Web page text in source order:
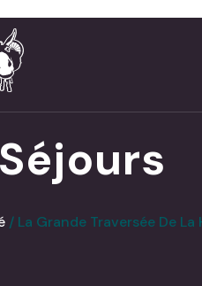
La Grande Traversée De